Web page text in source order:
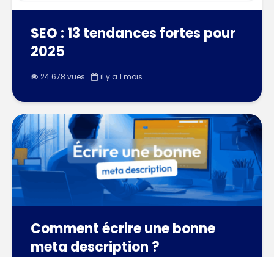
SEO : 13 tendances fortes pour
2025
24 678 vues il y a 1 mois
Comment écrire une bonne
meta description ?